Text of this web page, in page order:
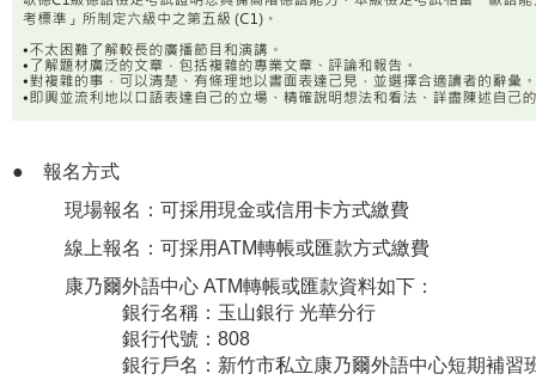
●
報名方式
現場報名：可採用現金或信用卡方式繳費
線上報名：可採用ATM轉帳或匯款方式繳費
康乃爾外語中心 ATM轉帳或匯款資料如下：
銀行名稱：玉山銀行 光華分行
銀行代號：808
銀行戶名：新竹市私立康乃爾外語中心短期補習班